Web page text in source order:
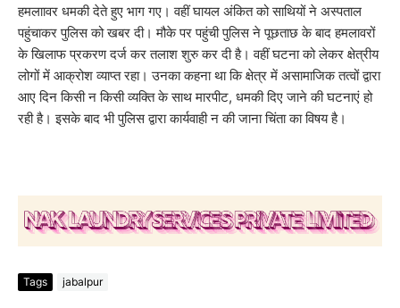
हमलाावर धमकी देते हुए भाग गए। वहीं घायल अंकित को साथियों ने अस्पताल
पहुंचाकर पुलिस को खबर दी। मौके पर पहुंची पुलिस ने पूछताछ के बाद हमलावरों
के खिलाफ प्रकरण दर्ज कर तलाश शुरु कर दी है। वहीं घटना को लेकर क्षेत्रीय
लोगों में आक्रोश व्याप्त रहा। उनका कहना था कि क्षेत्र में असामाजिक तत्वों द्वारा
आए दिन किसी न किसी व्यक्ति के साथ मारपीट, धमकी दिए जाने की घटनाएं हो
रही है। इसके बाद भी पुलिस द्वारा कार्यवाही न की जाना चिंता का विषय है।
Tags jabalpur